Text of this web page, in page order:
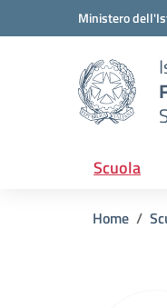
Vai ai contenuti
Vai al menu di navigazione
Ministero
Scuola
Home